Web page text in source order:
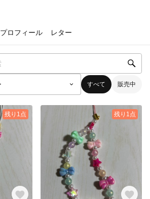
プロフィール レター
すべて 販売中
残り1点 残り1点